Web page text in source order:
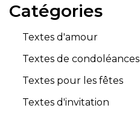
Catégories
Textes d'amour
Textes de condoléances
Textes pour les fêtes
Textes d'invitation